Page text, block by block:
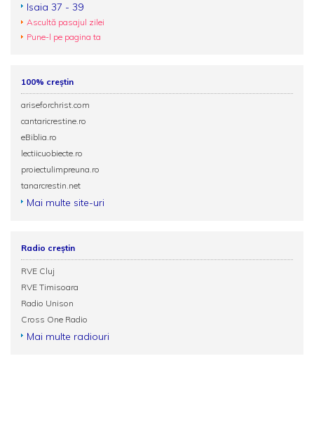
Isaia 37 - 39
Ascultă pasajul zilei
Pune-l pe pagina ta
100% creștin
ariseforchrist.com
cantaricrestine.ro
eBiblia.ro
lectiicuobiecte.ro
proiectulimpreuna.ro
tanarcrestin.net
Mai multe site-uri
Radio creștin
RVE Cluj
RVE Timisoara
Radio Unison
Cross One Radio
Mai multe radiouri